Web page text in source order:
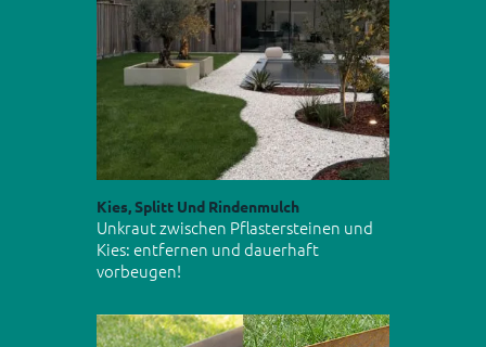
Kies, Splitt Und Rindenmulch
Unkraut zwischen Pflastersteinen und
Kies: entfernen und dauerhaft
vorbeugen!